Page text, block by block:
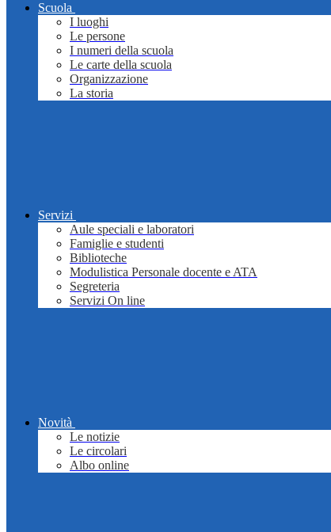
Scuola
I luoghi
Le persone
I numeri della scuola
Le carte della scuola
Organizzazione
La storia
Servizi
Aule speciali e laboratori
Famiglie e studenti
Biblioteche
Modulistica Personale docente e ATA
Segreteria
Servizi On line
Novità
Le notizie
Le circolari
Albo online